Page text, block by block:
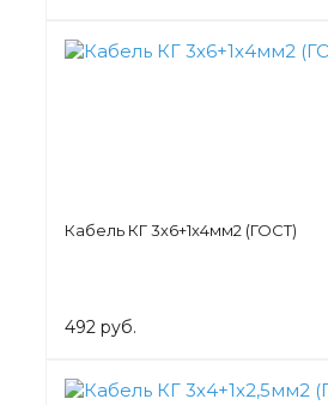
Кабель КГ 3х6+1х4мм2 (ГОСТ)
492 руб.